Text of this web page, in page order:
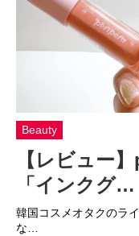
Beauty
【レビュー
「インクグ…
韓国コスメオタクのラ
な…